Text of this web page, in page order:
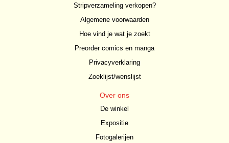
Stripverzameling verkopen?
Algemene voorwaarden
Hoe vind je wat je zoekt
Preorder comics en manga
Privacyverklaring
Zoeklijst/wenslijst
Over ons
De winkel
Expositie
Fotogalerijen